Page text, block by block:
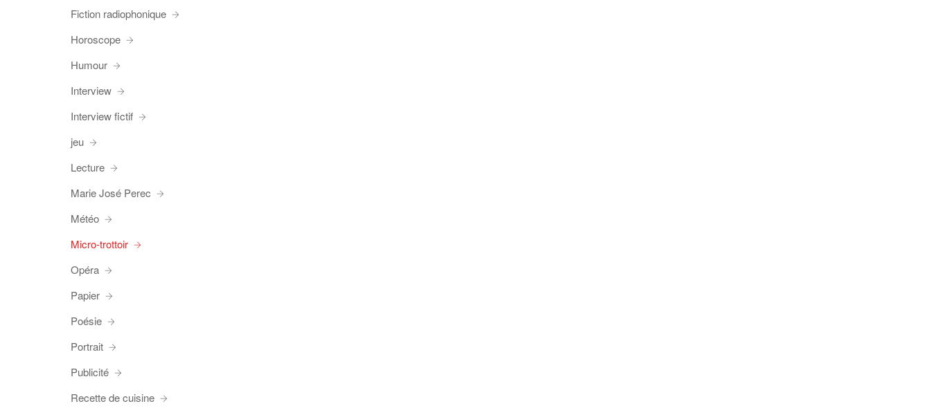
Fiction radiophonique
Horoscope
Humour
Interview
Interview fictif
jeu
Lecture
Marie José Perec
Météo
Micro-trottoir
Opéra
Papier
Poésie
Portrait
Publicité
Recette de cuisine